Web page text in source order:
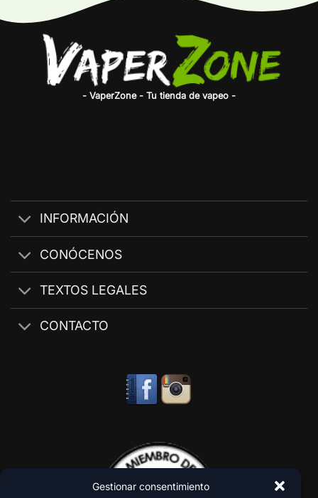
Gestionar consentimiento
- VaperZone - Tu tienda de vapeo -
INFORMACIÓN
CONÓCENOS
TEXTOS LEGALES
CONTACTO